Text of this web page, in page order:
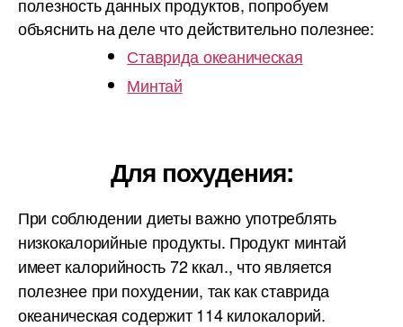
объяснить на деле что действительно полезнее:
Ставрида океаническая
Минтай
Для похудения:
При соблюдении диеты важно употреблять
низкокалорийные продукты. Продукт минтай
имеет калорийность 72 ккал., что является
полезнее при похудении, так как ставрида
океаническая содержит 114 килокалорий.